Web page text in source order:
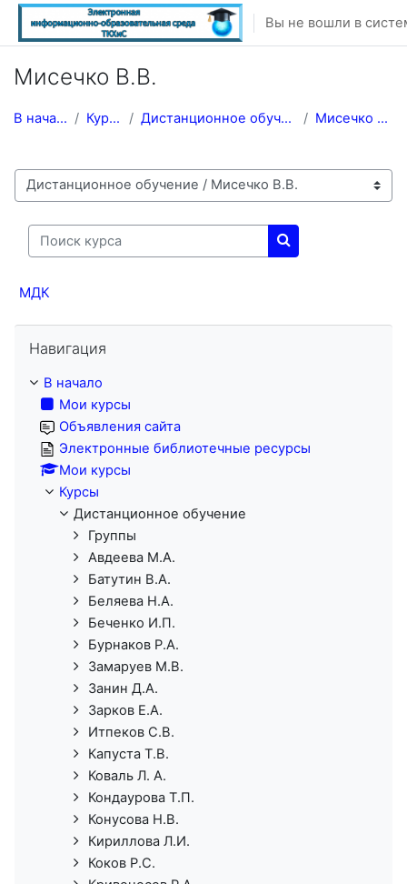
Перейти к основному содержанию
Вы не вошли в
Мисечко В.В.
В начало Курсы Дистанционное обучение Мисечко В.В.
Категории курсов
Поиск курса
Поиск курса
МДК
Навигация
В начало
Мои курсы
Объявления сайта
Электронные библиотечные ресурсы
Мои курсы
Курсы
Дистанционное обучение
Группы
Авдеева М.А.
Батутин В.А.
Беляева Н.А.
Беченко И.П.
Бурнаков Р.А.
Замаруев М.В.
Занин Д.А.
Зарков Е.А.
Итпеков С.В.
Капуста Т.В.
Коваль Л. А.
Кондаурова Т.П.
Конусова Н.В.
Кириллова Л.И.
Коков Р.С.